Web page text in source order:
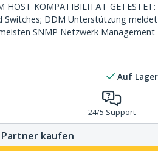
HOST KOMPATIBILITÄT
Switches; DDM Unterstützung
SNMP Netzwerk Management
Auf Lager
24/5 Support
kaufen